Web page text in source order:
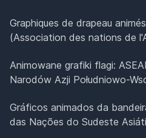
Graphiques de drapeau
(Association des nations de
Animowane grafiki flagi:
Narodów Azji Południowo-
Gráficos animados da
das Nações do Sudeste